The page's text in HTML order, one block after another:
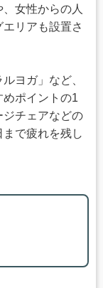
女性からの人
リアも設置さ
ヨガ」など、
ポイントの1
チェアなどの
で疲れを残し